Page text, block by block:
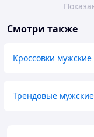
Смотри также
Кроссовки мужские
Трендовые